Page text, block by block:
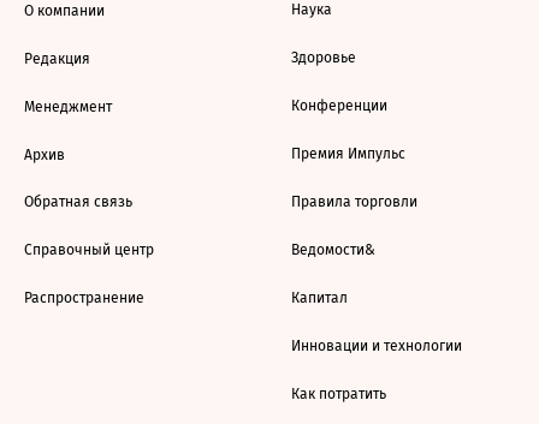
О компании
Редакция
Менеджмент
Архив
Обратная связь
Справочный центр
Распространение
Наука
Здоровье
Конференции
Премия Импульс
Правила торговли
Ведомости&
Капитал
Инновации и технологии
Как потратить